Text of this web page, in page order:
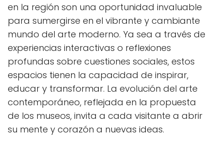
en la región son una oportunidad invaluable
para sumergirse en el vibrante y cambiante
mundo del arte moderno. Ya sea a través de
experiencias interactivas o reflexiones
profundas sobre cuestiones sociales, estos
espacios tienen la capacidad de inspirar,
educar y transformar. La evolución del arte
contemporáneo, reflejada en la propuesta
de los museos, invita a cada visitante a abrir
su mente y corazón a nuevas ideas.